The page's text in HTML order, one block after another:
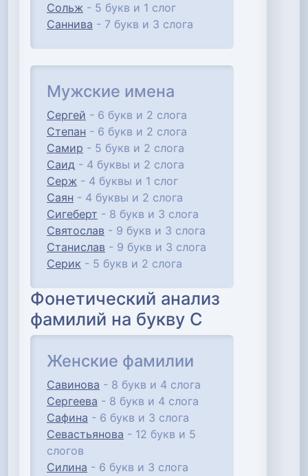
Сольж - 5 букв и 1 слог
Саннива - 7 букв и 3 слога
Мужские имена
Сергей - 6 букв и 2 слога
Степан - 6 букв и 2 слога
Самир - 5 букв и 2 слога
Саид - 4 буквы и 2 слога
Серж - 4 буквы и 1 слог
Саян - 4 буквы и 2 слога
Сигеберт - 8 букв и 3 слога
Святослав - 9 букв и 3 слога
Станислав - 9 букв и 3 слога
Серик - 5 букв и 2 слога
Фонетический анализ
фамилий на букву С
Женские фамилии
Савинова - 8 букв и 4 слога
Сергеева - 8 букв и 4 слога
Сафина - 6 букв и 3 слога
Севастьянова - 12 букв и 5
слогов
Силина - 6 букв и 3 слога